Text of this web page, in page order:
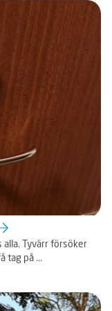
Tyvärr försöker
tag på ...